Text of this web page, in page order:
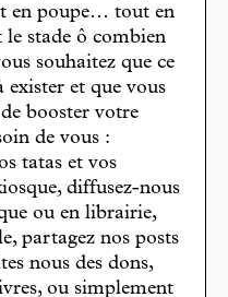
en poupe… tout en
le stade ô combien
souhaitez que ce
et que vous
booster votre
de vous :
tatas et vos
diffusez-nous
ou en librairie,
partagez nos posts
nous des dons,
ou simplement